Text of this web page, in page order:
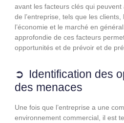
avant les facteurs clés qui
de l’entreprise, tels que les clients,
l’économie et le marché en
approfondie de ces facteurs
opportunités et de prévoir et de
Identification des
des menaces
Une fois que l’entreprise a une
environnement commercial, il est